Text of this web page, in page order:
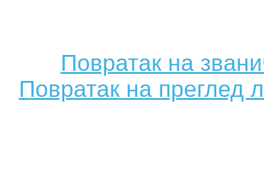
Повратак на
Повратак на преглед